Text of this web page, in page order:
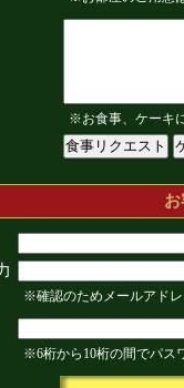
※お食事、ケーキ
※確認のためメールアド
※6桁から10桁の間でパス